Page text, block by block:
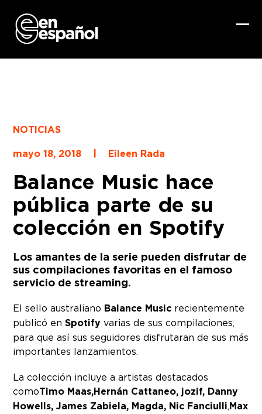
content
NOTICIAS
mayo 18, 2018
| Eileen Rada
Balance Music hace
pública parte de su
colección en Spotify
Los amantes de la serie pueden disfrutar de
sus compilaciones favoritas en el famoso
servicio de streaming.
El sello australiano Balance Music recientemente
publicó en Spotify varias de sus compilaciones,
para que así sus seguidores disfrutaran de sus más
importantes lanzamientos.
La colección incluye a artistas destacados
comoTimo Maas,Hernán Cattaneo, jozif, Danny
Howells, James Zabiela, Magda, Nic Fanciulli,Max